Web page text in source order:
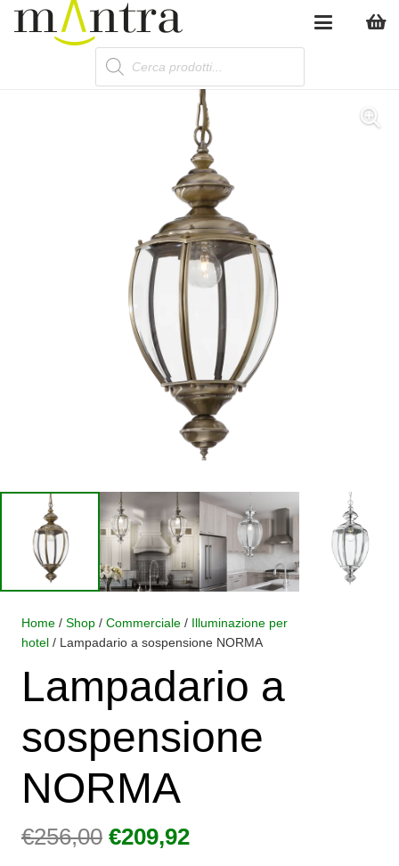
Products
search
Home / Shop / Commerciale / Illuminazione per
hotel / Lampadario a sospensione NORMA
Lampadario a
sospensione
NORMA
€256,00 Il
€209,92Il